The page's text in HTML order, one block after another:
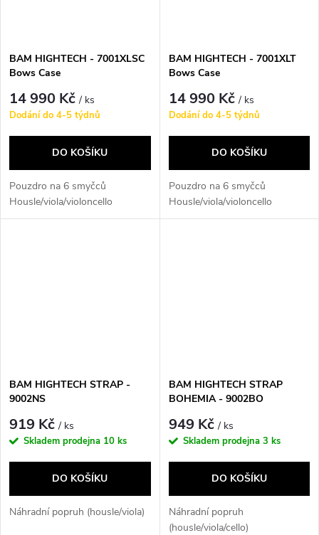
BAM HIGHTECH - 7001XLSC
Bows Case
14 990 Kč/ ks
Dodání do 4-5 týdnů
DO KOŠÍKU
Pouzdro na 6 smyčců
Housle/viola/violoncello
BAM HIGHTECH - 7001XLT
Bows Case
14 990 Kč/ ks
Dodání do 4-5 týdnů
DO KOŠÍKU
Pouzdro na 6 smyčců
Housle/viola/violoncello
BAM HIGHTECH STRAP -
9002NS
919 Kč/ ks
Skladem prodejna 10 ks
DO KOŠÍKU
Náhradní popruh (housle/viola)
BAM HIGHTECH STRAP
BOHEMIA - 9002BO
949 Kč/ ks
Skladem prodejna 3 ks
DO KOŠÍKU
Náhradní popruh
(housle/viola/cello)